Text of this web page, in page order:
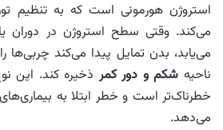
استروژن هورمونی است که به تنظیم
می‌کند. وقتی سطح استروژن در
می‌یابد، بدن تمایل پیدا می‌کند چربی‌ها
ناحیه شکم و دور کمر ذخیره کند. این
خطرناک‌تر است و خطر ابتلا به
می‌دهد.